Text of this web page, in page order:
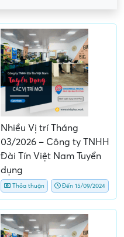
Nhiều Vị trí Tháng
03/2026 – Công ty TNHH
Đài Tín Việt Nam Tuyển
dụng
Thỏa thuận Đến 15/09/2024